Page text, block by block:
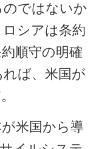
ではないか
シアは条約
順守の明確
ば、米国が
米国から導